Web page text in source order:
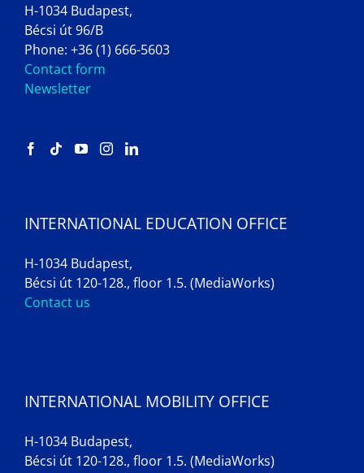
H-1034 Budapest,
Bécsi út 96/B
Phone: +36 (1) 666-5603
Contact form
Newsletter
INTERNATIONAL EDUCATION OFFICE
H-1034 Budapest,
Bécsi út 120-128., floor 1.5. (MediaWorks)
Contact us
INTERNATIONAL MOBILITY OFFICE
H-1034 Budapest,
Bécsi út 120-128., floor 1.5. (MediaWorks)